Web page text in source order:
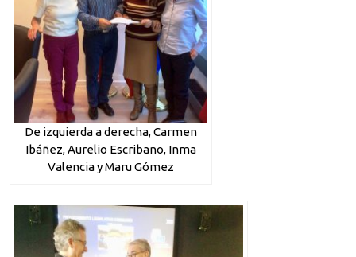
De izquierda a derecha, Carmen
Ibáñez, Aurelio Escribano, Inma
Valencia y Maru Gómez